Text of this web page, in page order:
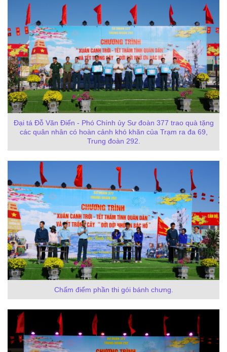
Đại tá Đỗ Văn Điển - Phó Chính ủy Sư đoàn 377 trao quà tặng
các quân nhân có hoàn cảnh khó khăn của Trạm ra đa 69,
Trung đoàn 292.
Chấm điểm phần thi gói bánh chưng.